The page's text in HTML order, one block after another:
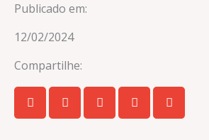
Publicado em:
12/02/2024
Compartilhe: